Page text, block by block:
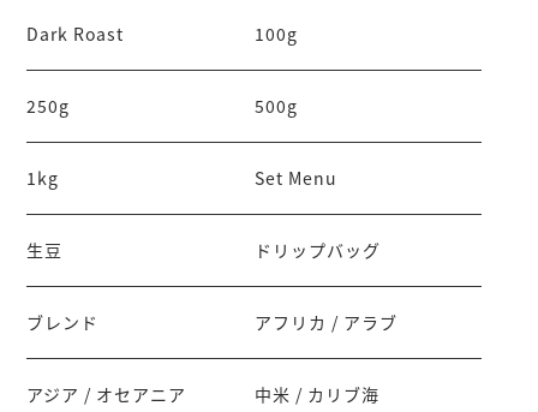
Dark Roast 100g
250g 500g
1kg Set Menu
生豆 ドリップバッグ
ブレンド アフリカ / アラブ
アジア / オセアニア 中米 / カリブ海